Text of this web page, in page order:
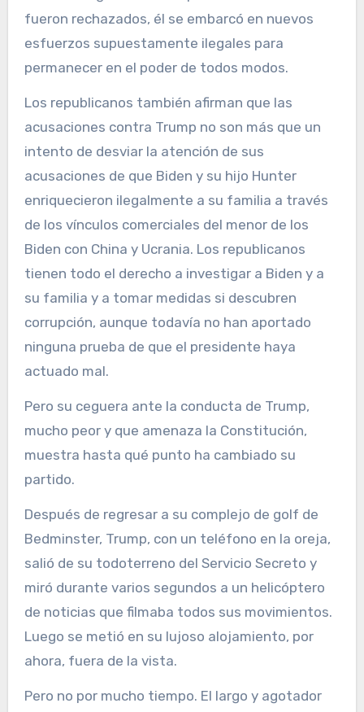
fueron rechazados, él se embarcó en nuevos
esfuerzos supuestamente ilegales para
permanecer en el poder de todos modos.
Los republicanos también afirman que las
acusaciones contra Trump no son más que un
intento de desviar la atención de sus
acusaciones de que Biden y su hijo Hunter
enriquecieron ilegalmente a su familia a través
de los vínculos comerciales del menor de los
Biden con China y Ucrania. Los republicanos
tienen todo el derecho a investigar a Biden y a
su familia y a tomar medidas si descubren
corrupción, aunque todavía no han aportado
ninguna prueba de que el presidente haya
actuado mal.
Pero su ceguera ante la conducta de Trump,
mucho peor y que amenaza la Constitución,
muestra hasta qué punto ha cambiado su
partido.
Después de regresar a su complejo de golf de
Bedminster, Trump, con un teléfono en la oreja,
salió de su todoterreno del Servicio Secreto y
miró durante varios segundos a un helicóptero
de noticias que filmaba todos sus movimientos.
Luego se metió en su lujoso alojamiento, por
ahora, fuera de la vista.
Pero no por mucho tiempo. El largo y agotador